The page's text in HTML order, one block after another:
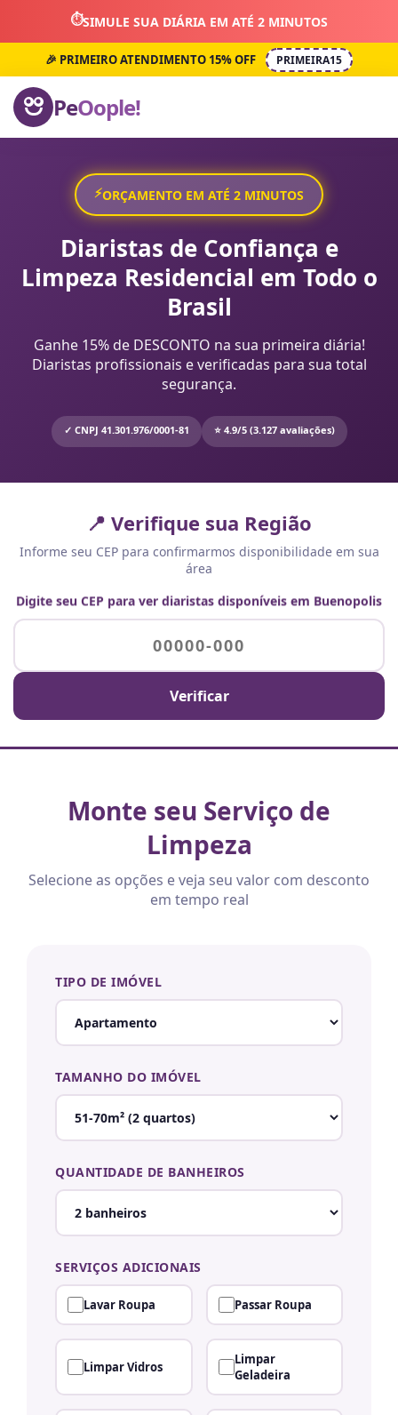
⏱️SIMULE SUA DIÁRIA EM ATÉ 2 MINUTOS
🎉 PRIMEIRO ATENDIMENTO 15% OFF PRIMEIRA15
PeOople!
⚡ORÇAMENTO EM ATÉ 2 MINUTOS
Diaristas de Confiança e
Limpeza Residencial em Todo o
Brasil
Ganhe 15% de DESCONTO na sua primeira diária!
Diaristas profissionais e verificadas para sua total
segurança.
✓ CNPJ 41.301.976/0001-81 ⭐ 4.9/5 (3.127 avaliações)
📍 Verifique sua Região
Informe seu CEP para confirmarmos disponibilidade em sua
área
Digite seu CEP para ver diaristas disponíveis em Buenopolis
Verificar
Monte seu Serviço de
Limpeza
Selecione as opções e veja seu valor com desconto
em tempo real
TIPO DE IMÓVEL
TAMANHO DO IMÓVEL
QUANTIDADE DE BANHEIROS
SERVIÇOS ADICIONAIS
Lavar Roupa Passar Roupa
Limpar Vidros
Limpar
Geladeira